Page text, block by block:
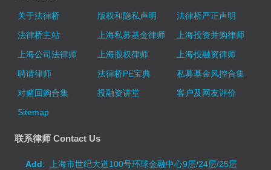
关于法律桥 版权和隐私声明
法律桥严正声明
法律桥主站
上海私募基金律师
上海投资并购律师
上海公司法律师
上海股权律师
上海投融资律师
聘请律师
法律桥PE宝典
私募基金风控合集
对赌回购合集
投融资讲堂
客户及网友评价
Sitemap
联系律师 Contact Us
Add: 上海市世纪大道100号环球金融中心9层/24层/25层